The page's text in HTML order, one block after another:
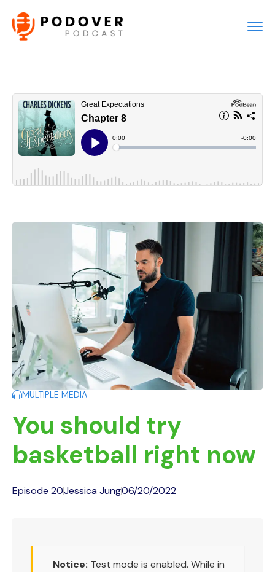
MULTIPLE MEDIA
You should try
basketball right now
Episode 20Jessica Jung06/20/2022
Notice: Test mode is enabled. While in